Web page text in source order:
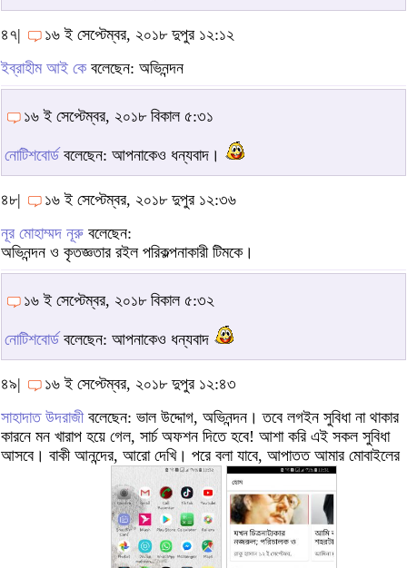
৪৭|
১৬ ই সেপ্টেম্বর, ২০১৮ দুপুর ১২:১২
ইব্‌রাহীম আই কেবলেছেন: অভিনন্দন
১৬ ই সেপ্টেম্বর, ২০১৮ বিকাল ৫:৩১
নোটিশবোর্ডবলেছেন: আপনাকেও ধন্যবাদ।
৪৮|
১৬ ই সেপ্টেম্বর, ২০১৮ দুপুর ১২:৩৬
নূর মোহাম্মদ নূরু বলেছেন:
অভিনন্দন ও কৃতজ্ঞতার রইল পরিকল্পনাকারী টিমকে।
১৬ ই সেপ্টেম্বর, ২০১৮ বিকাল ৫:৩২
নোটিশবোর্ডবলেছেন: আপনাকেও ধন্যবাদ
৪৯|
১৬ ই সেপ্টেম্বর, ২০১৮ দুপুর ১২:৪৩
সাহাদাত উদরাজীবলেছেন: ভাল উদ্দোগ, অভিনন্দন। তবে লগইন সুবিধা না থাকার
কারনে মন খারাপ হয়ে গেল, সার্চ অফশন দিতে হবে! আশা করি এই সকল সুবিধা
আসবে। বাকী আনন্দের, আরো দেখি। পরে বলা যাবে, আপাতত আমার মোবাইলের